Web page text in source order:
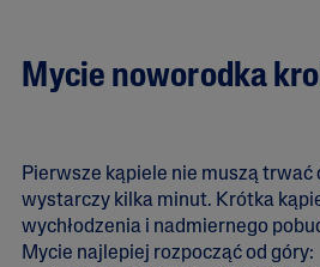
Mycie noworodka
Pierwsze kąpiele nie muszą trwać
wystarczy kilka minut. Krótka
wychłodzenia i nadmiernego
Mycie najlepiej rozpocząć od góry: